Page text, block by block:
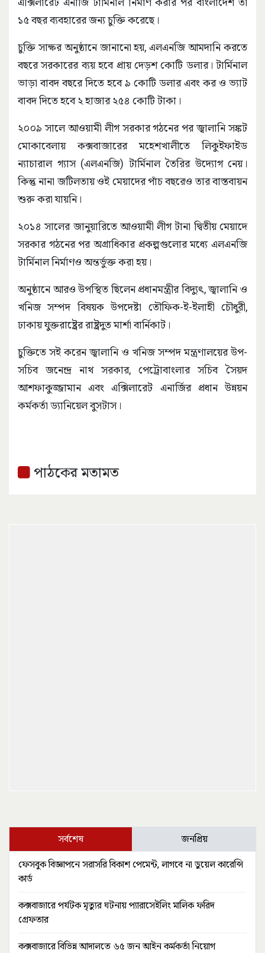
১৫ বছর ব্যবহারের জন্য চুক্তি করেছে।
চুক্তি সাক্ষর অনুষ্ঠানে জানানো হয়, এলএনজি আমদানি করতে
বছরে সরকারের ব্যয় হবে প্রায় দেড়শ কোটি ডলার। টার্মিনাল
ভাড়া বাবদ বছরে দিতে হবে ৯ কোটি ডলার এবং কর ও ভ্যাট
বাবদ দিতে হবে ২ হাজার ২৫৪ কোটি টাকা।
২০০৯ সালে আওয়ামী লীগ সরকার গঠনের পর জ্বালানি সঙ্কট
মোকাবেলায় কক্সবাজারের মহেশখালীতে লিকুইফাইড
ন্যাচারাল গ্যাস (এলএনজি) টার্মিনাল তৈরির উদ্যোগ নেয়।
কিন্তু নানা জটিলতায় ওই মেয়াদের পাঁচ বছরেও তার বাস্তবায়ন
শুরু করা যায়নি।
২০১৪ সালের জানুয়ারিতে আওয়ামী লীগ টানা দ্বিতীয় মেয়াদে
সরকার গঠনের পর অগ্রাধিকার প্রকল্পগুলোর মধ্যে এলএনজি
টার্মিনাল নির্মাণও অন্তর্ভুক্ত করা হয়।
অনুষ্ঠানে আরও উপস্থিত ছিলেন প্রধানমন্ত্রীর বিদ্যুৎ, জ্বালানি ও
খনিজ সম্পদ বিষয়ক উপদেষ্টা তৌফিক-ই-ইলাহী চৌধুরী,
ঢাকায় যুক্তরাষ্ট্রের রাষ্ট্রদুত মার্শা বার্নিকাট।
চুক্তিতে সই করেন জ্বালানি ও খনিজ সম্পদ মন্ত্রণালয়ের উপ-
সচিব জনেন্দ্র নাথ সরকার, পেট্রোবাংলার সচিব সৈয়দ
আশফাকুজ্জামান এবং এক্সিলারেট এনার্জির প্রধান উন্নয়ন
কর্মকর্তা ড্যানিয়েল বুসটাস।
পাঠকের মতামত
সর্বশেষ জনপ্রিয়
ফেসবুক বিজ্ঞাপনে সরাসরি বিকাশ পেমেন্ট, লাগবে না ডুয়েল কারেন্সি
কার্ড
কক্সবাজারে পর্যটক মৃত্যুর ঘটনায় প্যারাসেইলিং মালিক ফরিদ
গ্রেফতার
কক্সবাজারে বিভিন্ন আদালতে ৬৫ জন আইন কর্মকর্তা নিয়োগ